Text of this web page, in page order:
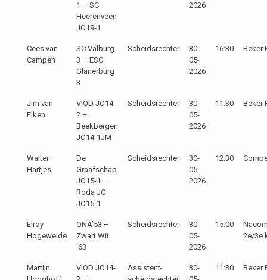
1 – SC
Heerenveen
JO19-1
2026
Cees van
Campen
SC Valburg
3 – ESC
Glanerburg
3
Scheidsrechter
30-
05-
2026
16:30 Beker
Jim van
Elken
VIOD JO14-
2 –
Beekbergen
JO14-1JM
Scheidsrechter
30-
05-
2026
11:30 Beker
Walter
Hartjes
De
Graafschap
JO15-1 –
Roda JC
JO15-1
Scheidsrechter
30-
05-
2026
12:30
Elroy
Hogeweide
ONA’53 –
Zwart Wit
’63
Scheidsrechter
30-
05-
2026
15:00
2e/3e
Martijn
VIOD JO14-
Assistent-
30-
11:30 Beker